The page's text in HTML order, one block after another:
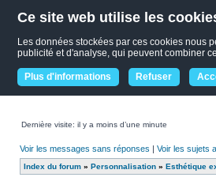
Ce site web utilise les
Les données stockées par ces cookies nous
publicité et d'analyse, qui peuvent combiner
Plus d'informations Refuser
Dernière visite: il y a moins d’une minute
Voir les messages sans réponses | Voir les sujets
Index du forum » Personnalisation » Esthétique